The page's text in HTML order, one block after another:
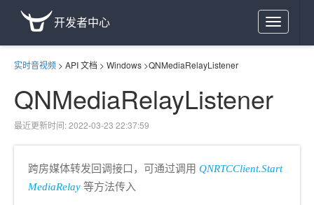
Toggle
navigation
开发者中心
实时音视频 > API 文档 > Windows >QNMediaRelayListener
QNMediaRelayListener
最近更新时间: 2022-03-23 22:37:59
跨房媒体转发回调接口，可通过调用 QNRTCClient.Start
MediaRelay 等方法传入